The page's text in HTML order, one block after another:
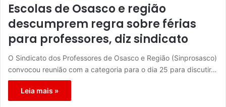
Escolas de Osasco e região
descumprem regra sobre férias
para professores, diz sindicato
O Sindicato dos Professores de Osasco e Região (Sinprosasco)
convocou reunião com a categoria para o dia 25 para discutir…
Leia mais »